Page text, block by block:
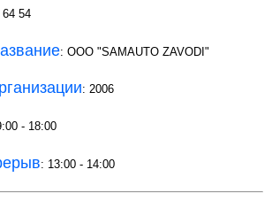
64 54
: OOO "SAMAUTO ZAVODI"
: 2006
- 18:00
: 13:00 - 14:00